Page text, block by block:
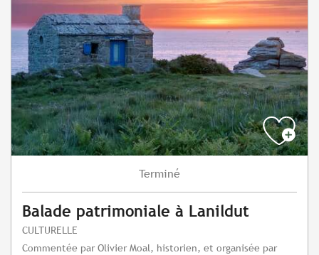
Terminé
Balade patrimoniale à Lanildut
CULTURELLE
Commentée par Olivier Moal, historien, et organisée par